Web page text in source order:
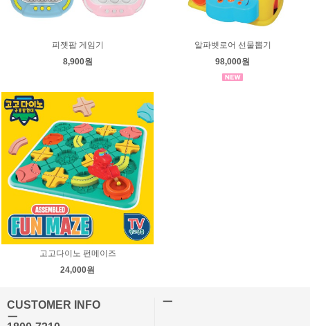
피젯팝 게임기
8,900원
알파벳로어 선물뽑기
98,000원
고고다이노 펀메이즈
24,000원
CUSTOMER INFO
ㅡ
ㅡ